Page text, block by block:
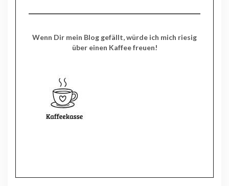
Wenn Dir mein Blog gefällt, würde ich mich riesig
über einen Kaffee freuen!